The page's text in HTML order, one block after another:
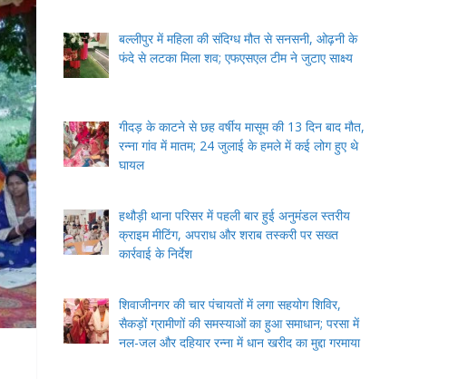
बल्लीपुर में महिला की संदिग्ध मौत से सनसनी, ओढ़नी के
फंदे से लटका मिला शव; एफएसएल टीम ने जुटाए साक्ष्य
गीदड़ के काटने से छह वर्षीय मासूम की 13 दिन बाद मौत,
रन्ना गांव में मातम; 24 जुलाई के हमले में कई लोग हुए थे
घायल
हथौड़ी थाना परिसर में पहली बार हुई अनुमंडल स्तरीय
क्राइम मीटिंग, अपराध और शराब तस्करी पर सख्त
कार्रवाई के निर्देश
शिवाजीनगर की चार पंचायतों में लगा सहयोग शिविर,
सैकड़ों ग्रामीणों की समस्याओं का हुआ समाधान; परसा में
नल-जल और दहियार रन्ना में धान खरीद का मुद्दा गरमाया